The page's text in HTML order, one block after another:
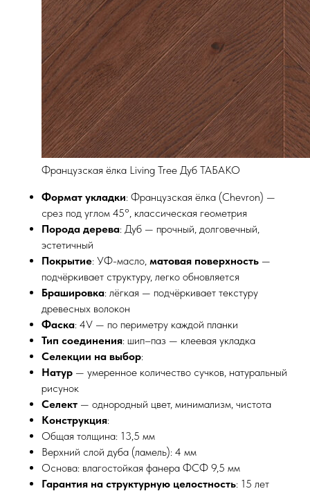
Французская ёлка Living Tree Дуб ТАБАКО
Формат укладки: Французская ёлка (Chevron) —
срез под углом 45°, классическая геометрия
Порода дерева: Дуб — прочный, долговечный,
эстетичный
Покрытие: УФ-масло, матовая поверхность —
подчёркивает структуру, легко обновляется
Брашировка: лёгкая — подчёркивает текстуру
древесных волокон
Фаска: 4V — по периметру каждой планки
Тип соединения: шип–паз — клеевая укладка
Селекции на выбор:
Натур — умеренное количество сучков, натуральный
рисунок
Селект — однородный цвет, минимализм, чистота
Конструкция:
Общая толщина: 13,5 мм
Верхний слой дуба (ламель): 4 мм
Основа: влагостойкая фанера ФСФ 9,5 мм
Гарантия на структурную целостность: 15 лет